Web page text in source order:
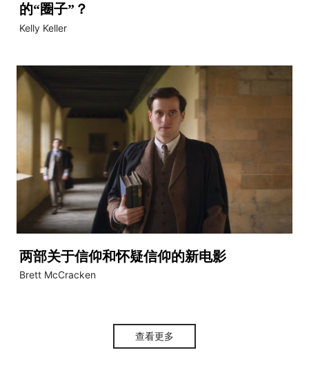
的“圈子”？
Kelly Keller
两部关于信仰和怀疑信仰的新电影
Brett McCracken
查看更多